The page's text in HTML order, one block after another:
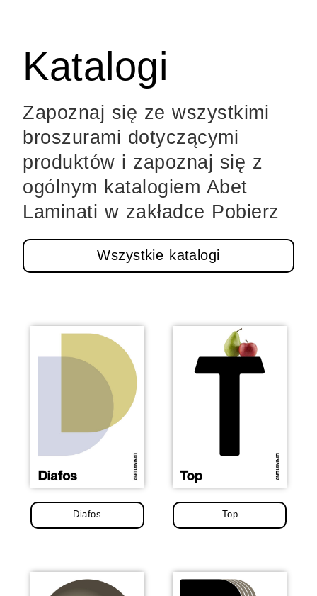
Katalogi
Zapoznaj się ze wszystkimi
broszurami dotyczącymi
produktów i zapoznaj się z
ogólnym katalogiem Abet
Laminati w zakładce Pobierz
Wszystkie katalogi
Diafos Top